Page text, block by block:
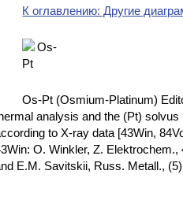
К оглавлению: Другие
Os-Pt (Osmium-Platinum)
analysis and the (Pt)
to X-ray data [43Win,
O. Winkler, Z. Elektrochem.,
E.M. Savitskii, Russ. Metall.,